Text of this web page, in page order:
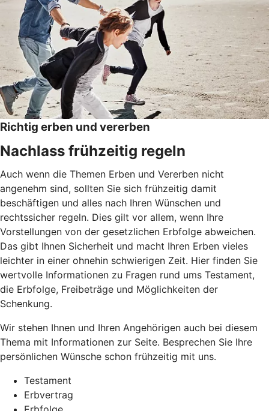
Richtig erben und vererben
Nachlass frühzeitig regeln
Auch wenn die Themen Erben und Vererben nicht
angenehm sind, sollten Sie sich frühzeitig damit
beschäftigen und alles nach Ihren Wünschen und
rechtssicher regeln. Dies gilt vor allem, wenn Ihre
Vorstellungen von der gesetzlichen Erbfolge abweichen.
Das gibt Ihnen Sicherheit und macht Ihren Erben vieles
leichter in einer ohnehin schwierigen Zeit. Hier finden Sie
wertvolle Informationen zu Fragen rund ums Testament,
die Erbfolge, Freibeträge und Möglichkeiten der
Schenkung.
Wir stehen Ihnen und Ihren Angehörigen auch bei diesem
Thema mit Informationen zur Seite. Besprechen Sie Ihre
persönlichen Wünsche schon frühzeitig mit uns.
Testament
Erbvertrag